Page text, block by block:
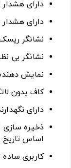
دارای
دارای
نشانگر
نشانگر بی
نمایش دهنده ی
کاف بدون
دارای
اساس تاریخ
کاربری